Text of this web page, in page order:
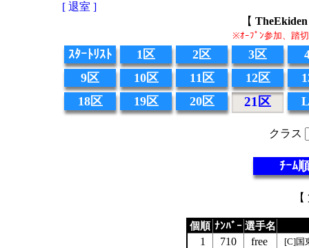
[ 退室 ]
【
※ｵｰﾌﾟﾝ参加、踏
ｽﾀｰﾄﾘｽﾄ 1区 2区 3区
9区
10区 11区 12区
18区
19区 20区 21区
クラス
ﾁｰﾑ
個順 ﾅﾝﾊﾞｰ 選手名
1 710 free [C]国